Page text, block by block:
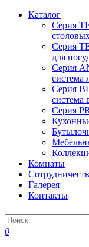
Каталог
Серия
Серия
для
Серия
система
Серия
система
Серия
Комнаты
Галерея
Контакты
0